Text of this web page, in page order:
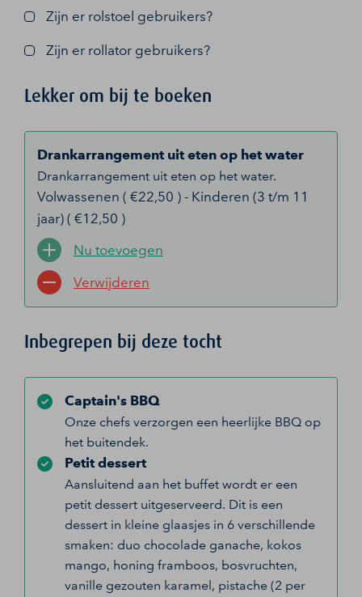
Zijn er rolstoel gebruikers?
Zijn er rollator gebruikers?
Lekker om bij te boeken
Drankarrangement uit eten op het water
Drankarrangement uit eten op het water.
Volwassenen ( €22,50 ) - Kinderen (3 t/m 11
jaar) ( €12,50 )
Nu toevoegen
Verwijderen
Inbegrepen bij deze tocht
Captain's BBQ
Onze chefs verzorgen een heerlijke BBQ op
het buitendek.
Petit dessert
Aansluitend aan het buffet wordt er een
petit dessert uitgeserveerd. Dit is een
dessert in kleine glaasjes in 6 verschillende
smaken: duo chocolade ganache, kokos
mango, honing framboos, bosvruchten,
vanille gezouten karamel, pistache (2 per